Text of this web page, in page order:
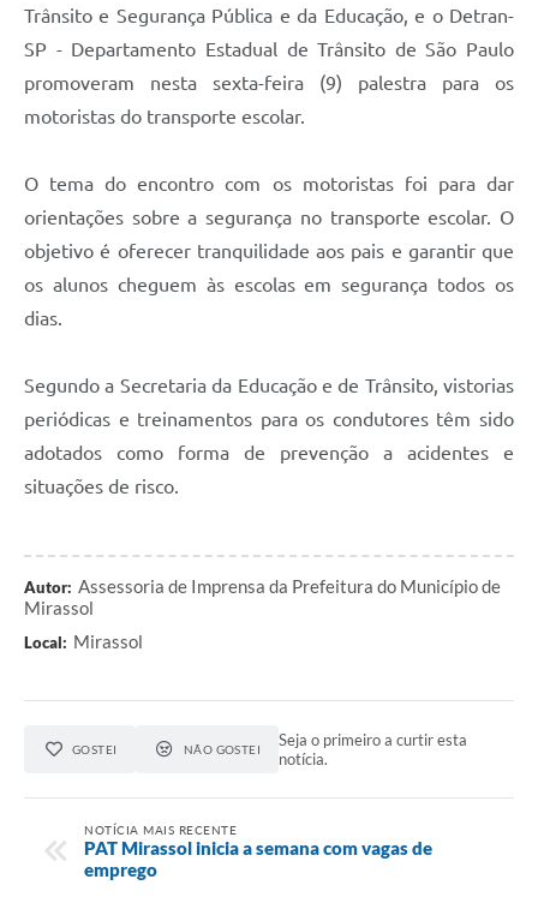
Trânsito e Segurança Pública e da Educação, e o Detran-
SP - Departamento Estadual de Trânsito de São Paulo
promoveram nesta sexta-feira (9) palestra para os
motoristas do transporte escolar.
O tema do encontro com os motoristas foi para dar
orientações sobre a segurança no transporte escolar. O
objetivo é oferecer tranquilidade aos pais e garantir que
os alunos cheguem às escolas em segurança todos os
dias.
Segundo a Secretaria da Educação e de Trânsito, vistorias
periódicas e treinamentos para os condutores têm sido
adotados como forma de prevenção a acidentes e
situações de risco.
Autor: Assessoria de Imprensa da Prefeitura do Município de
Mirassol
Local: Mirassol
GOSTEI NÃO GOSTEI
Seja o primeiro a curtir esta
notícia.
NOTÍCIA MAIS RECENTE
PAT Mirassol inicia a semana com vagas de
emprego